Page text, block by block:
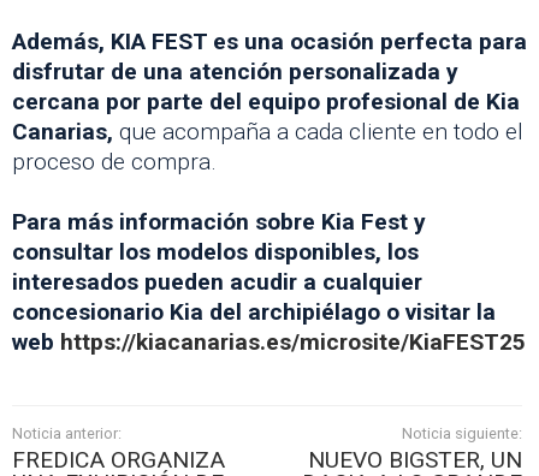
Además, KIA FEST es una ocasión perfecta para
disfrutar de una atención personalizada y
cercana por parte del equipo profesional de Kia
Canarias, que acompaña a cada cliente en todo el
proceso de compra.
Para más información sobre Kia Fest y
consultar los modelos disponibles, los
interesados pueden acudir a cualquier
concesionario Kia del archipiélago o visitar la
web https://kiacanarias.es/microsite/KiaFEST25
Noticia anterior:
FREDICA ORGANIZA
Noticia siguiente:
NUEVO BIGSTER, UN